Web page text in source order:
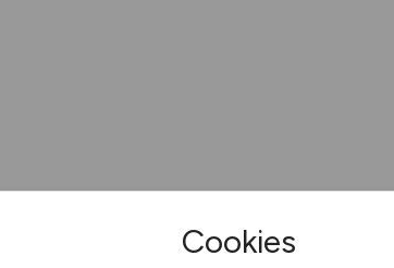
Cookies